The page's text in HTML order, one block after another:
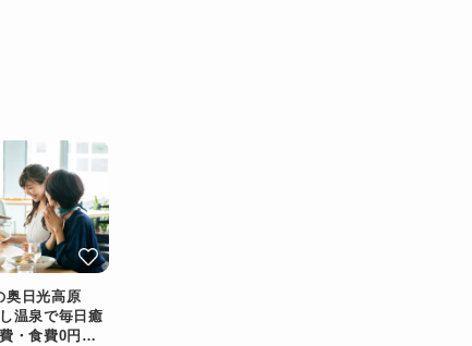
奥日光高原
温泉で毎日癒
・食費0円！